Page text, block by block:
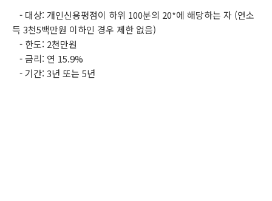
- 대상: 개인신용평점이 하위 100분의 20*에 해당하는 자 (연소
득 3천5백만원 이하인 경우 제한 없음)
- 한도: 2천만원
- 금리: 연 15.9%
- 기간: 3년 또는 5년